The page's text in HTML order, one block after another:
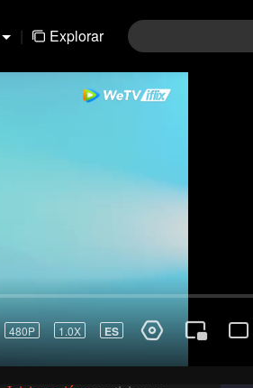
| Explorar